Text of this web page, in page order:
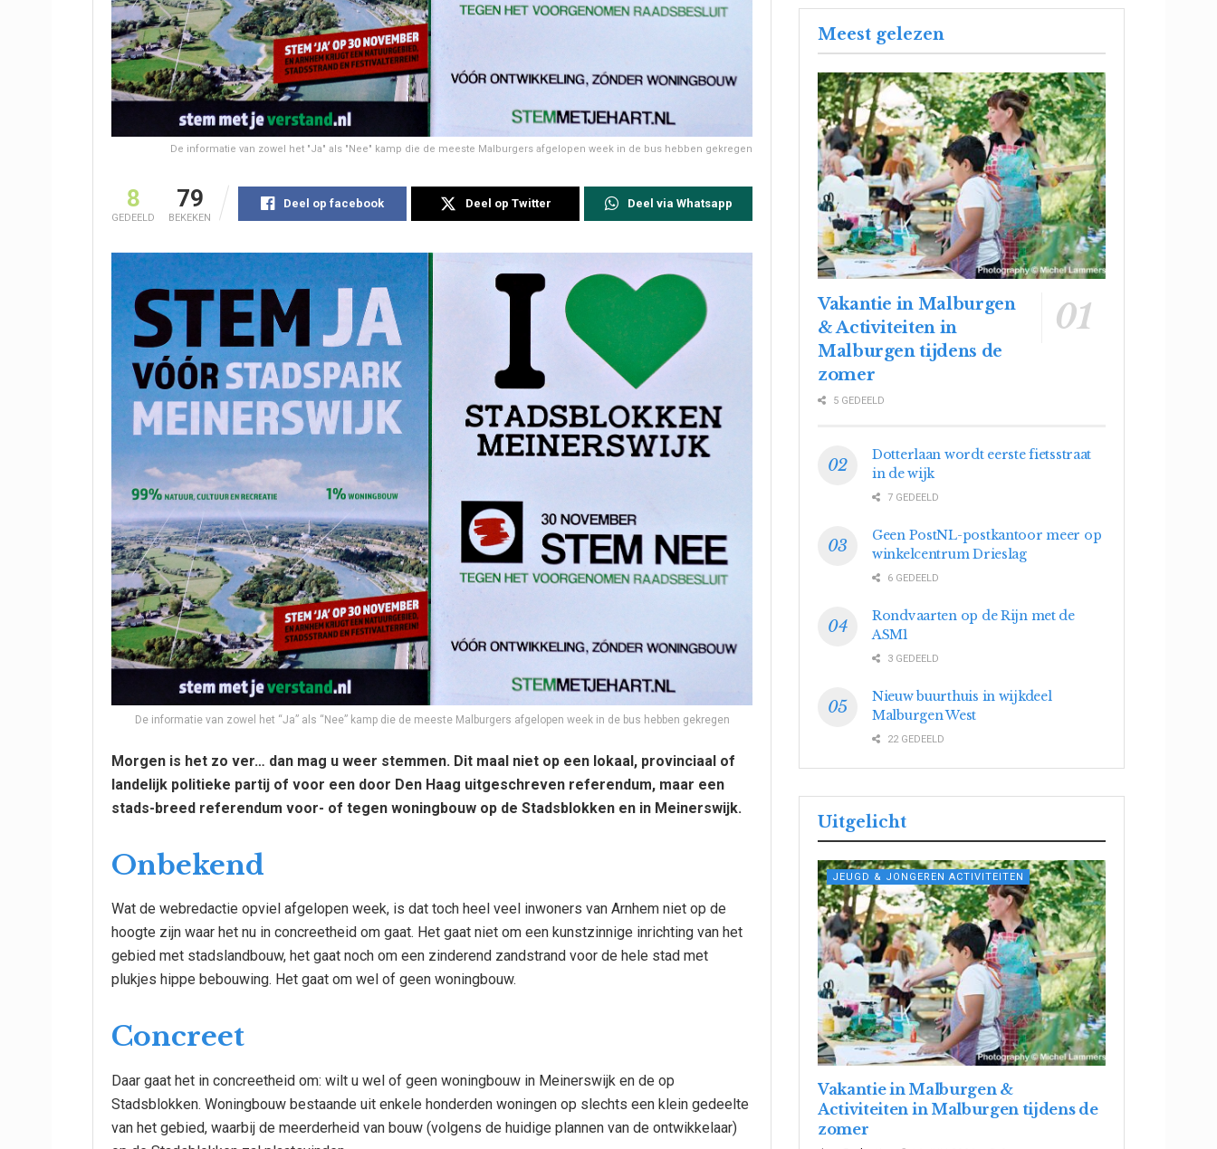
De informatie van zowel het "Ja" als "Nee" kamp die de meeste Malburgers afgelopen week in de bus hebben gekregen
8
GEDEELD
79
BEKEKEN
Deel op facebook Deel op Twitter Deel via Whatsapp
De informatie van zowel het “Ja” als “Nee” kamp die de meeste Malburgers afgelopen week in de bus hebben gekregen
Morgen is het zo ver… dan mag u weer stemmen. Dit maal niet op een lokaal, provinciaal of
landelijk politieke partij of voor een door Den Haag uitgeschreven referendum, maar een
stads-breed referendum voor- of tegen woningbouw op de Stadsblokken en in Meinerswijk.
Onbekend
Wat de webredactie opviel afgelopen week, is dat toch heel veel inwoners van Arnhem niet op de
hoogte zijn waar het nu in concreetheid om gaat. Het gaat niet om een kunstzinnige inrichting van het
gebied met stadslandbouw, het gaat noch om een zinderend zandstrand voor de hele stad met
plukjes hippe bebouwing. Het gaat om wel of geen woningbouw.
Concreet
Daar gaat het in concreetheid om: wilt u wel of geen woningbouw in Meinerswijk en de op
Stadsblokken. Woningbouw bestaande uit enkele honderden woningen op slechts een klein gedeelte
van het gebied, waarbij de meerderheid van bouw (volgens de huidige plannen van de ontwikkelaar)
Meest gelezen
Vakantie in Malburgen
& Activiteiten in
Malburgen tijdens de
zomer
5 GEDEELD
Dotterlaan wordt eerste fietsstraat
in de wijk
7 GEDEELD
Geen PostNL-postkantoor meer op
winkelcentrum Drieslag
6 GEDEELD
Rondvaarten op de Rijn met de
ASM1
3 GEDEELD
Nieuw buurthuis in wijkdeel
Malburgen West
22 GEDEELD
Uitgelicht
JEUGD & JONGEREN ACTIVITEITEN
Vakantie in Malburgen &
Activiteiten in Malburgen tijdens de
zomer